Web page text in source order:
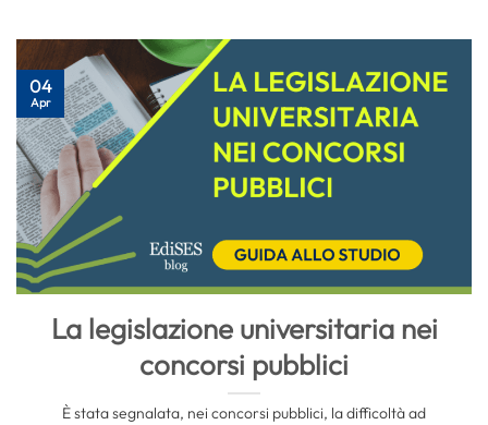
La legislazione universitaria nei
concorsi pubblici
È stata segnalata, nei concorsi pubblici, la difficoltà ad
04
Apr